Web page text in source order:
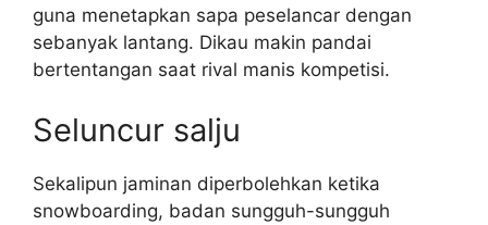
guna menetapkan sapa peselancar dengan
sebanyak lantang. Dikau makin pandai
bertentangan saat rival manis kompetisi.
Seluncur salju
Sekalipun jaminan diperbolehkan ketika
snowboarding, badan sungguh-sungguh